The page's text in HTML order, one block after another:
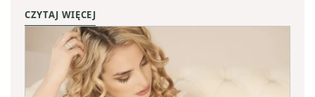
CZYTAJ WIĘCEJ